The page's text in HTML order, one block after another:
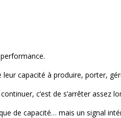
capacité à produire, porter,
c’est de s’arrêter assez
de capacité… mais un signal